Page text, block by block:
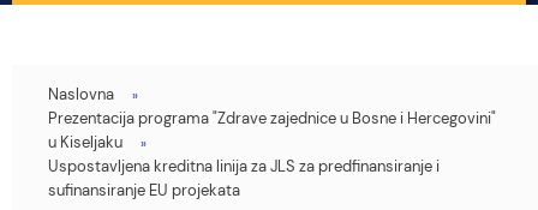
You
are
here
Naslovna
Prezentacija programa "Zdrave zajednice u Bosne i Hercegovini"
u Kiseljaku
Uspostavljena kreditna linija za JLS za predfinansiranje i
sufinansiranje EU projekata